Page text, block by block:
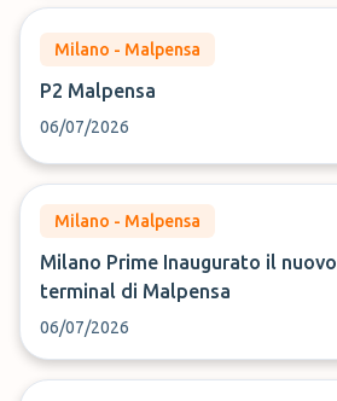
Milano - Malpensa
P2 Malpensa
06/07/2026
Milano - Malpensa
Milano Prime Inaugurato il nuovo
terminal di Malpensa
06/07/2026